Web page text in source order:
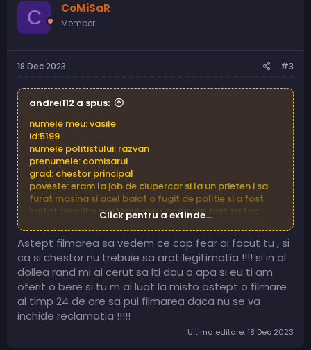
C CoMiSaR
Member
18 Dec 2023 #3
andrei112 a spus:
numele meu: vasile
id:5199
numele politistului: razvan
prenumele: comisarul
grad: chestor principal
poveste: eram la job de ciupercar si la un prieten i sa
furat masina si acel baiat o fugit de politie si a fost
saltat de plitie prietenul meu iar eu am fost sa fac
marturie ca am fost amandoi la job. Dm nu s a
politistul care a facut urmarire si a zis ca nu e prietenul
meu dupa acest politist m a saltat si m a luat la sectie
unde m a batut de 3 ori pana am lesinat si el zice ca nu
respecta legea ci el o face.
am primit jail 100 min.
am filmare!!
Click pentru a extinde...
Astept filmarea sa vedem ce cop fear ai facut tu , si
ca si chestor nu trebuie sa arat legitimatia !!!! si in al
doilea rand mi ai cerut sa iti dau o apa si eu ti am
oferit o bere si tu m ai luat la misto astept o filmare
ai timp 24 de ore sa pui filmarea daca nu se va
inchide reclamatia !!!!!
Ultima editare: 18 Dec 2023